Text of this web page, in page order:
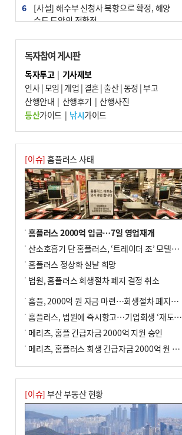
6
[사설] 해수부 신청사 북항으로 확정, 해양
수도 도약의 전환점
7
부울경 주말부터 비소식…‘극한 폭염’ 한풀
꺾일 듯
8
피란마을 67년 역사인데…전교생 24명 아
미초 통폐합 기로
9
외국인 선원 ‘인신매매 경유지’ 된 부산…
우려가 현실로
10 수사독점 책임 커진 경찰, 방치사건 해결 부
랴부랴 속도전
독자참여 게시판
독자투고| 기사제보
인사|모임 | 개업 | 결혼|출산|동정 |부고
산행안내 | 산행후기 | 산행사진
등산가이드| 낚시가이드
[이슈] 홈플러스 사태
홈플러스 2000억 입금…7일 영업재개
산소호흡기 단 홈플러스, ‘트레이더 조’ 모델로 살아날까
홈플러스 정상화 실낱 희망
법원, 홈플러스 회생절차 폐지 결정 취소
홈플, 2000억 원 자금 마련…회생절차 폐지에 즉시항고(종합)
홈플러스, 법원에 즉시항고…기업회생 ‘재도전’
메리츠, 홈플 긴급자금 2000억 지원 승인
메리츠, 홈플러스 회생 긴급자금 2000억 원 지원 승인
[이슈] 부산 부동산 현황